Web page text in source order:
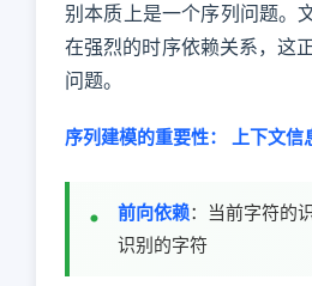
别本质上是一个序列问题。
在强烈的时序依赖关系，这
问题。
序列建模的重要性： 上下文信
前向依赖：当前字符的
识别的字符